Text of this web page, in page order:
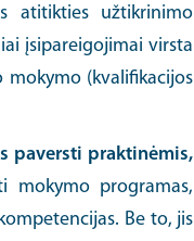
atitikties užtikrinimo
įsipareigojimai virsta
(kvalifikacijos
paversti praktinėmis,
mokymo programas,
Be to, jis